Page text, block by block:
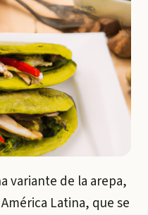
variante de la arepa,
Latina, que se